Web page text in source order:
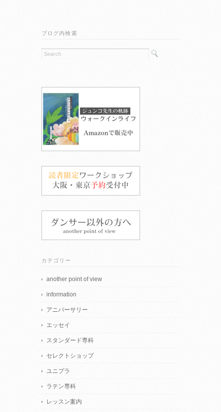
ブログ内検索
カテゴリー
another point of view
information
アニバーサリー
エッセイ
スタンダード専科
セレクトショップ
ユニプラ
ラテン専科
レッスン案内